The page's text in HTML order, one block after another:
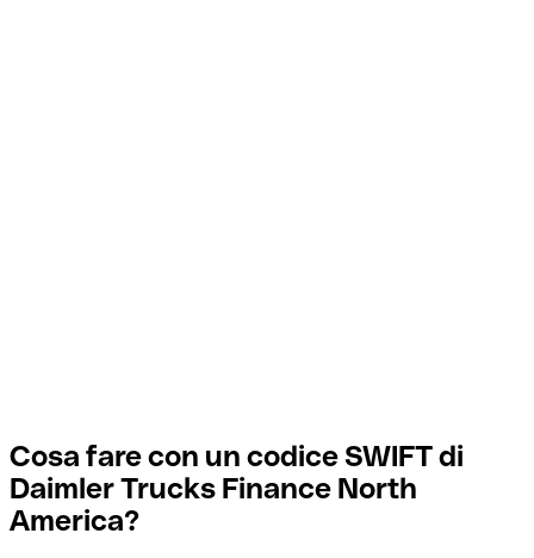
Cosa fare con un codice SWIFT di
Daimler Trucks Finance North
America?